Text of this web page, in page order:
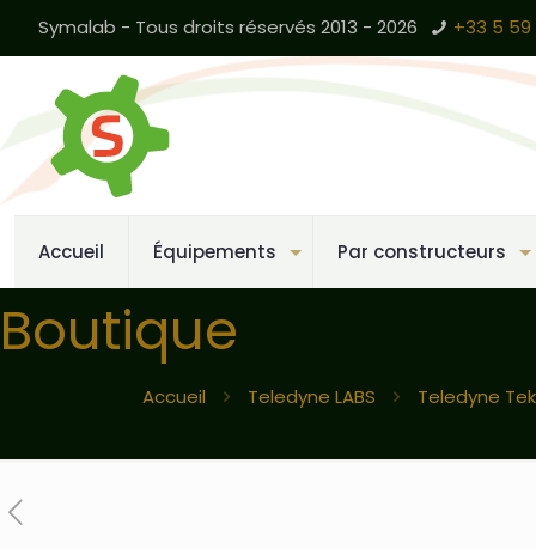
Symalab - Tous droits réservés 2013 - 2026 +33 5 59
Accueil Équipements Par constructeurs
Boutique
Accueil Teledyne LABS Teledyne